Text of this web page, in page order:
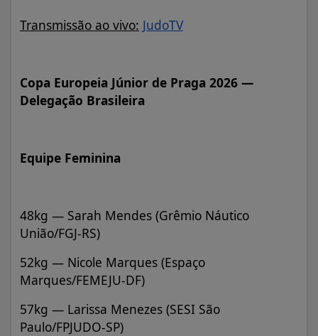
Transmissão ao vivo: JudoTV
Copa Europeia Júnior de Praga 2026 —
Delegação Brasileira
Equipe Feminina
48kg — Sarah Mendes (Grêmio Náutico
União/FGJ-RS)
52kg — Nicole Marques (Espaço
Marques/FEMEJU-DF)
57kg — Larissa Menezes (SESI São
Paulo/FPJUDO-SP)